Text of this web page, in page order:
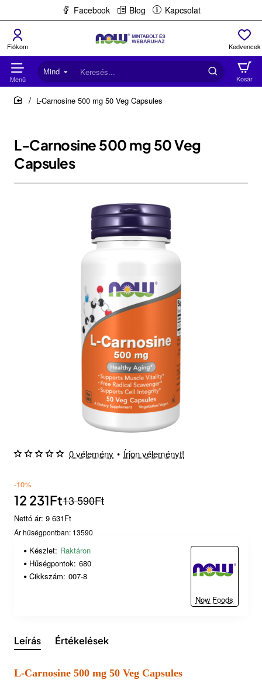
Facebook Blog Kapcsolat
Mind
Keresés...
L-Carnosine 500 mg 50 Veg Capsules
L-Carnosine 500 mg 50 Veg
Capsules
0 vélemény • Írjon véleményt!
-10%
12 231Ft13 590Ft
Nettó ár: 9 631Ft
Ár hűségpontban: 13590
Készlet: Raktáron
Hűségpontok: 680
Cikkszám: 007-8
Now Foods
Leírás Értékelések
L-Carnosine 500 mg 50 Veg Capsules